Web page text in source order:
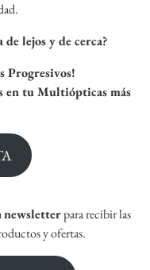
lejos y de cerca?
Progresivos!
en tu Multiópticas más
newsletterpara recibir las
y ofertas.